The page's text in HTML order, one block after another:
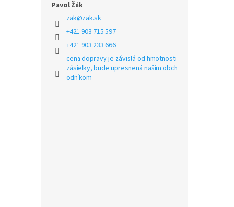
Pavol Žák
zak@zak.sk
+421 903 715 597
+421 903 233 666
cena dopravy je závislá od hmotnosti
zásielky, bude upresnená našim obch
odníkom